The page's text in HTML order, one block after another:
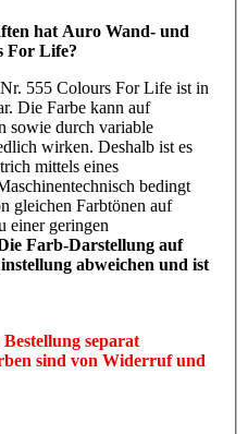
hat Auro Wand- und
For Life?
555 Colours For Life ist in
Die Farbe kann auf
sowie durch variable
wirken. Deshalb ist es
mittels eines
bedingt
gleichen Farbtönen auf
einer geringen
Farb-Darstellung auf
abweichen und ist
separat
sind von Widerruf und